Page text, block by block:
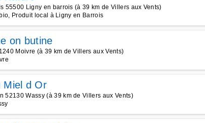
55500 Ligny en barrois (à 39 km de Villers aux Vents)
Produit local à Ligny en Barrois
on butine
Moivre (à 39 km de Villers aux Vents)
Miel d Or
52130 Wassy (à 39 km de Villers aux Vents)